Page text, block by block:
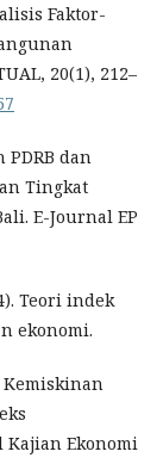
Faktor-
20(1), 212–
dan
Tingkat
E-Journal EP
Teori indek
ekonomi.
Kemiskinan
Kajian Ekonomi